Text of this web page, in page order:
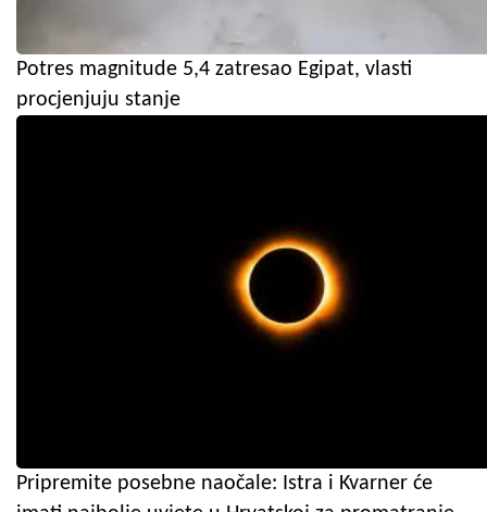
Potres magnitude 5,4 zatresao Egipat, vlasti
procjenjuju stanje
Pripremite posebne naočale: Istra i Kvarner će